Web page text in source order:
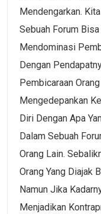
Mendengarkan.
Sebuah Forum
Mendominasi
Dengan
Pembicaraan
Mengedepankan
Diri Dengan Apa
Dalam Sebuah
Orang Lain.
Orang Yang Diajak
Namun Jika
Menjadikan